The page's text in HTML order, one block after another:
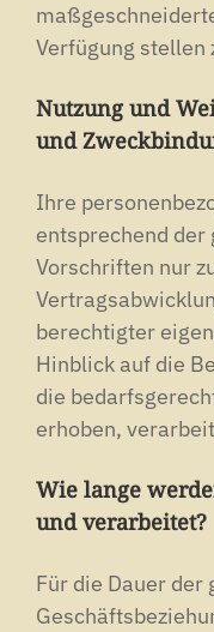
Verfügung stellen
Nutzung und
und
Ihre
entsprechend der
Vorschriften nur
berechtigter
Hinblick auf die
die
erhoben,
Wie lange
und verarbeitet?
Für die Dauer der